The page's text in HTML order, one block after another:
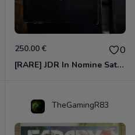
250.00 € 0
[RARE] JDR In Nomine Satanis / Magna Veritas – 1ère Édition BOÎTE (DOS BLANC, 1989) - CROC / Siroz
TheGamingR83